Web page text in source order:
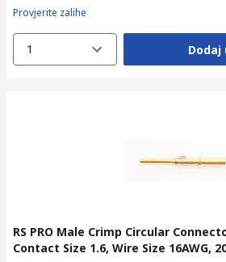
Provjerite zalihe
1 Dodaj
RS PRO Male Crimp Circular
Contact Size 1.6, Wire Size 16AWG,